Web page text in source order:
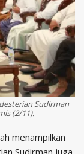
Sudirman
(2/11).
menampilkan